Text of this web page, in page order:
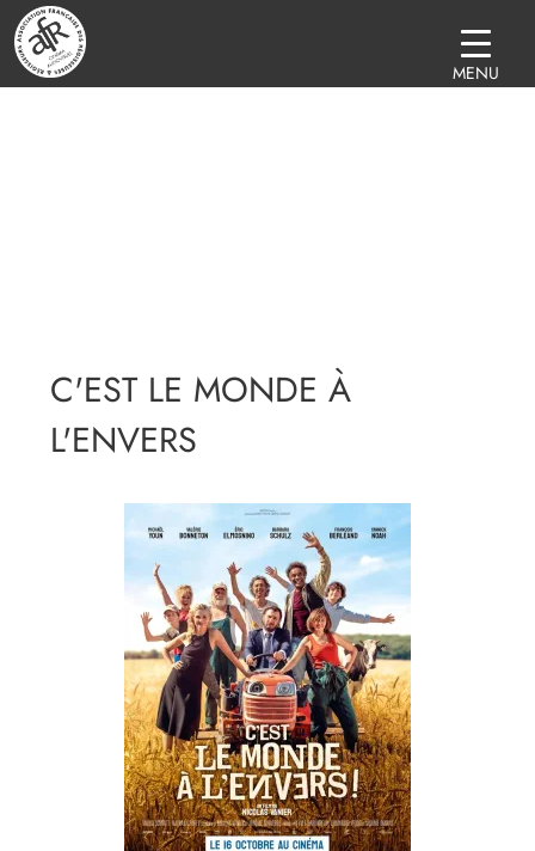
C'EST LE MONDE À
L'ENVERS
MENU